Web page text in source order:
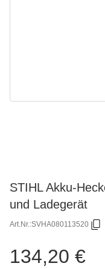
STIHL Akku-
und Ladegerät
Art.Nr.:SVHA080113520
134,20 €